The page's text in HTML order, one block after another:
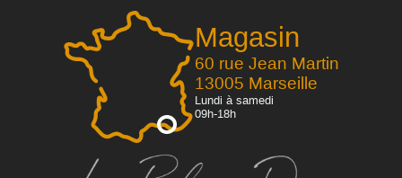
Magasin
60 rue Jean Martin
13005 Marseille
Lundi à samedi
09h-18h